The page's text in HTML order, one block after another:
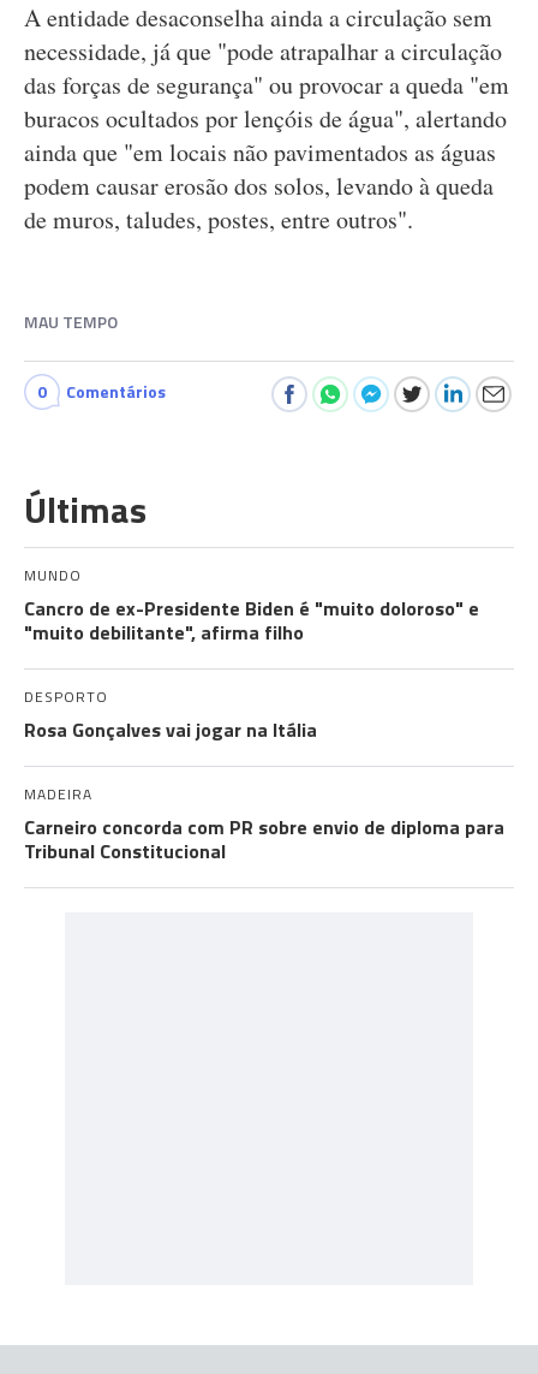
A entidade desaconselha ainda a circulação sem
necessidade, já que "pode atrapalhar a circulação
das forças de segurança" ou provocar a queda "em
buracos ocultados por lençóis de água", alertando
ainda que "em locais não pavimentados as águas
podem causar erosão dos solos, levando à queda
de muros, taludes, postes, entre outros".
MAU TEMPO
0 Comentários
Últimas
MUNDO
Cancro de ex-Presidente Biden é "muito doloroso" e
"muito debilitante", afirma filho
DESPORTO
Rosa Gonçalves vai jogar na Itália
MADEIRA
Carneiro concorda com PR sobre envio de diploma para
Tribunal Constitucional